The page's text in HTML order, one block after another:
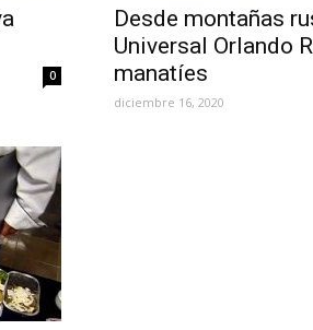
0
Desde montañas
Universal Orlando
manatíes
diciembre 16, 2020